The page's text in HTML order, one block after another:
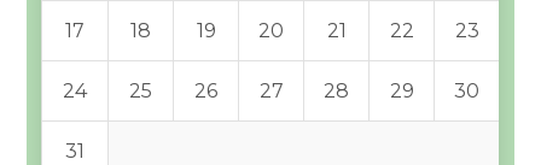
17 18 19 20 21 22 23
24 25 26 27 28 29 30
31